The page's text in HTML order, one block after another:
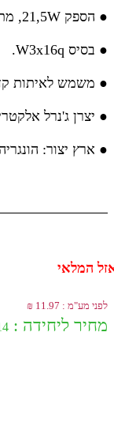
● הספק 21,5W, מתח 12V
● בסיס W3x16q.
● משמש לאיתות
● יצרן ג'נרל אלקטריק,
● ארץ יצור:
המלאי
לפני מע"מ : 11.97 ₪
מחיר ליחידה : ₪